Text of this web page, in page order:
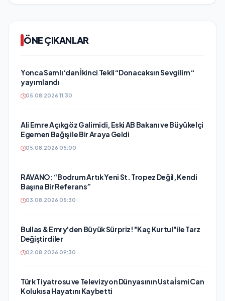
ÖNE ÇIKANLAR
Yonca Samlı ‘dan İkinci Tekli “Donacaksın Sevgilim “
yayımlandı
05.08.2026 11:30
Ali Emre Açıkgöz Galimidi, Eski AB Bakanı ve Büyükelçi
Egemen Bağış ile Bir Araya Geldi
05.08.2026 05:00
RAVANO: “Bodrum Artık Yeni St. Tropez Değil, Kendi
Başına Bir Referans”
03.08.2026 05:30
Bullas & Emry'den Büyük Sürpriz! "Kaç Kurtul" ile Tarz
Değiştirdiler
02.08.2026 09:30
Türk Tiyatrosu ve Televizyon Dünyasının Usta İsmi Can
Kolukısa Hayatını Kaybetti